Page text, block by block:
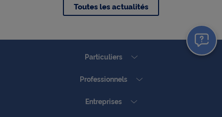
Toutes les actualités
Particuliers
Professionnels
Entreprises